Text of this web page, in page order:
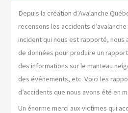
Depuis la création d’Avalanche
recensons les accidents
incident qui nous est rapporté, nous
de données pour produire un
des informations sur le manteau
des événements, etc. Voici les
d’accidents que nous avons été en
Un énorme merci aux victimes qui